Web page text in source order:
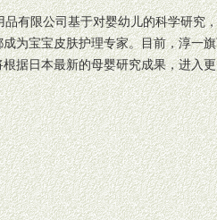
有限公司基于对婴幼儿的科学研究
为宝宝皮肤护理专家。目前，淳一
据日本最新的母婴研究成果，进入